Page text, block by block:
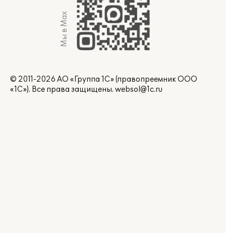
Мы в Max
© 2011-2026 АО «Группа 1С» (правопреемник ООО
«1С»). Все права защищены. websol@1c.ru